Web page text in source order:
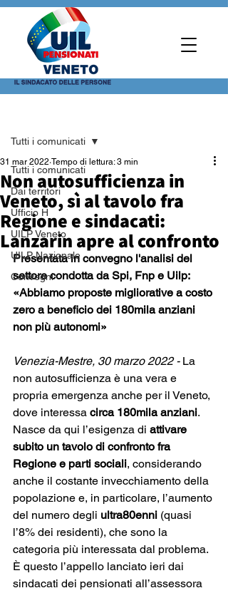
Tutti i comunicati
Dai territori
Ufficio H
UILP Veneto
UILP Nazionale
Convegni
Tutti i comunicati
Non autosufficienza in
Veneto, sì al tavolo fra
Regione e sindacati:
Lanzarin apre al confronto
31 mar 2022 Tempo di lettura: 3 min
Presentata in convegno l'analisi del
settore condotta da Spi, Fnp e Uilp:
«Abbiamo proposte migliorative a costo
zero a beneficio dei 180mila anziani
non più autonomi»
Venezia-Mestre, 30 marzo 2022 - La
non autosufficienza è una vera e
propria emergenza anche per il Veneto,
dove interessa circa 180mila anziani.
Nasce da qui l’esigenza di attivare
subito un tavolo di confronto fra
Regione e parti sociali, considerando
anche il costante invecchiamento della
popolazione e, in particolare, l’aumento
del numero degli ultra80enni (quasi
l’8% dei residenti), che sono la
categoria più interessata dal problema.
È questo l’appello lanciato ieri dai
sindacati dei pensionati all’assessora